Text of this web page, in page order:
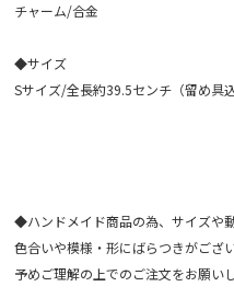
チャーム/合金
◆サイズ
Sサイズ/全長約39.5センチ（留め具込
◆ハンドメイド商品の為、サイズや
色合いや模様・形にばらつきがござい
予めご理解の上でのご注文をお願いし